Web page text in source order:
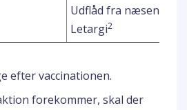
Udflåd fra næsen
Letargi2
efter vaccinationen.
forekommer, skal der